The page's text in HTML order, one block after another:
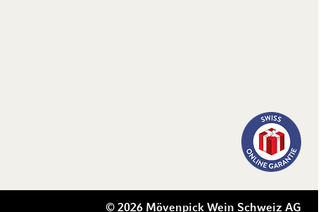
© 2026 Mövenpick Wein Schweiz AG